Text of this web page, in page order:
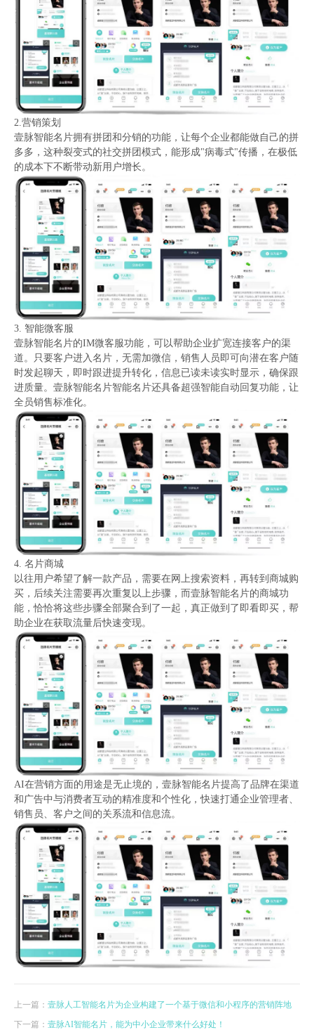
2.营销策划
壹脉智能名片拥有拼团和分销的功能，让每个企业都能做自己的拼
多多，这种裂变式的社交拼团模式，能形成"病毒式"传播，在极低
的成本下不断带动新用户增长。
3. 智能微客服
壹脉智能名片的IM微客服功能，可以帮助企业扩宽连接客户的渠
道。只要客户进入名片，无需加微信，销售人员即可向潜在客户随
时发起聊天，即时跟进提升转化，信息已读未读实时显示，确保跟
进质量。壹脉智能名片智能名片还具备超强智能自动回复功能，让
全员销售标准化。
4. 名片商城
以往用户希望了解一款产品，需要在网上搜索资料，再转到商城购
买，后续关注需要再次重复以上步骤，而壹脉智能名片的商城功
能，恰恰将这些步骤全部聚合到了一起，真正做到了即看即买，帮
助企业在获取流量后快速变现。
AI在营销方面的用途是无止境的，壹脉智能名片提高了品牌在渠道
和广告中与消费者互动的精准度和个性化，快速打通企业管理者、
销售员、客户之间的关系流和信息流。
上一篇： 壹脉人工智能名片为企业构建了一个基于微信和小程序的营销阵地
下一篇： 壹脉AI智能名片，能为中小企业带来什么好处！